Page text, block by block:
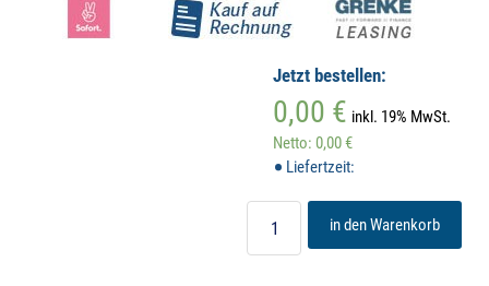
Jetzt bestellen:
0,00 € inkl. 19% MwSt.
Netto: 0,00 €
Liefertzeit:
in den Warenkorb